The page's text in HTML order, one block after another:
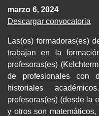
marzo 6, 2024
Descargar convocatoria
Las(os) formadoras(es)
trabajan en la
profesoras(es)
de profesionales con
historiales
profesoras(es) (desde la
y otros son